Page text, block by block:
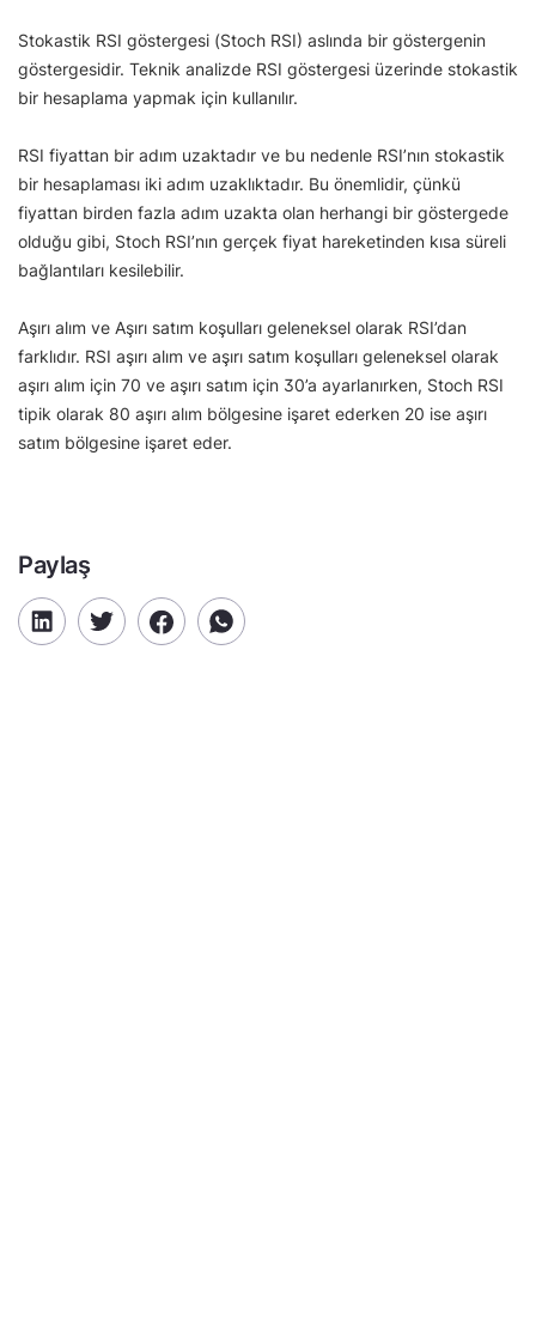
Stokastik RSI göstergesi (Stoch RSI) aslında bir göstergenin
göstergesidir. Teknik analizde RSI göstergesi üzerinde stokastik
bir hesaplama yapmak için kullanılır.
RSI fiyattan bir adım uzaktadır ve bu nedenle RSI’nın stokastik
bir hesaplaması iki adım uzaklıktadır. Bu önemlidir, çünkü
fiyattan birden fazla adım uzakta olan herhangi bir göstergede
olduğu gibi, Stoch RSI’nın gerçek fiyat hareketinden kısa süreli
bağlantıları kesilebilir.
Aşırı alım ve Aşırı satım koşulları geleneksel olarak RSI’dan
farklıdır. RSI aşırı alım ve aşırı satım koşulları geleneksel olarak
aşırı alım için 70 ve aşırı satım için 30’a ayarlanırken, Stoch RSI
tipik olarak 80 aşırı alım bölgesine işaret ederken 20 ise aşırı
satım bölgesine işaret eder.
Paylaş